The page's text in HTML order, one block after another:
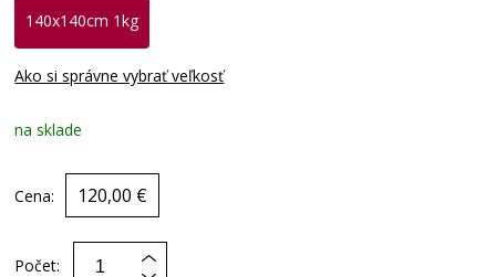
140x140cm 1kg
Ako si správne vybrať veľkosť
na sklade
Cena: 120,00 €
Počet: